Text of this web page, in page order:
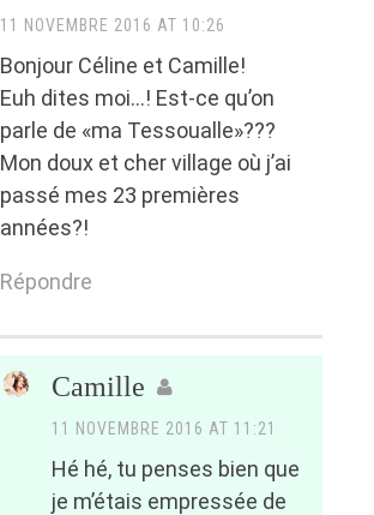
11 NOVEMBRE 2016 AT 10:26
Bonjour Céline et Camille!
Euh dites moi…! Est-ce qu’on
parle de «ma Tessoualle»???
Mon doux et cher village où j’ai
passé mes 23 premières
années?!
Répondre
Camille
11 NOVEMBRE 2016 AT 11:21
Hé hé, tu penses bien que
je m’étais empressée de